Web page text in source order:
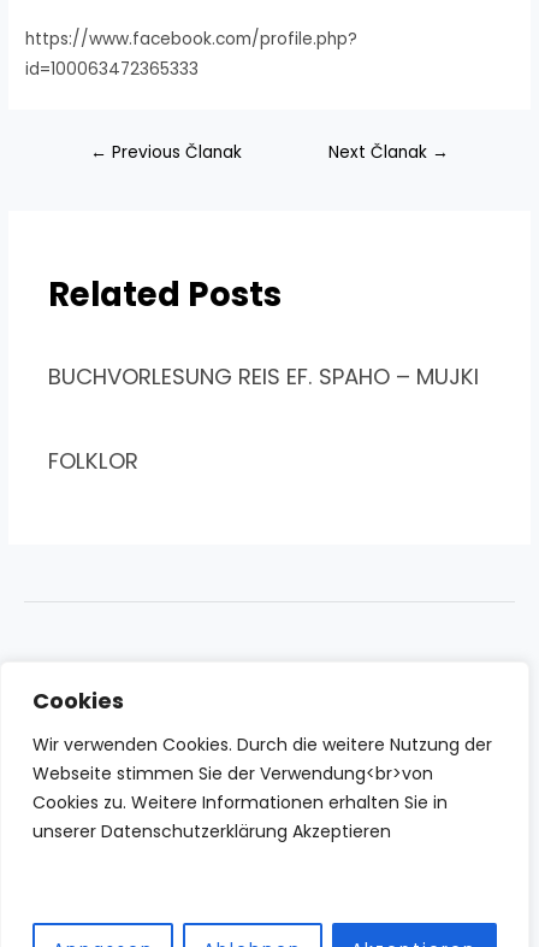
Cookies
Wir verwenden Cookies. Durch die weitere Nutzung der
Webseite stimmen Sie der Verwendung<br>von
Cookies zu. Weitere Informationen erhalten Sie in
unserer Datenschutzerklärung Akzeptieren
https://www.facebook.com/profile.php?
id=100063472365333
Navigacija
← Previous Članak Next Članak →
Related Posts
BUCHVORLESUNG REIS EF. SPAHO – MUJKI
FOLKLOR